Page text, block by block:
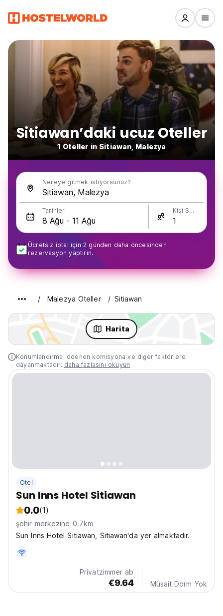
Sitiawan’daki ucuz Oteller
1 Oteller in Sitiawan, Malezya
Nereye gitmek istiyorsunuz?
Tarihler Kişi Sayısı
Ücretsiz iptal için 2 günden daha öncesinden
rezervasyon yaptırın.
Malezya Oteller Sitiawan
Harita
Konumlandırma, ödenen komisyona ve diğer faktörlere
dayanmaktadır. daha fazlasını okuyun
Otel
Sun Inns Hotel Sitiawan
0.0(1)
şehir merkezine 0.7km
Sun Inns Hotel Sitiawan, Sitiawan'da yer almaktadır.
Privatzimmer ab
€9.64 Müsait Dorm Yok